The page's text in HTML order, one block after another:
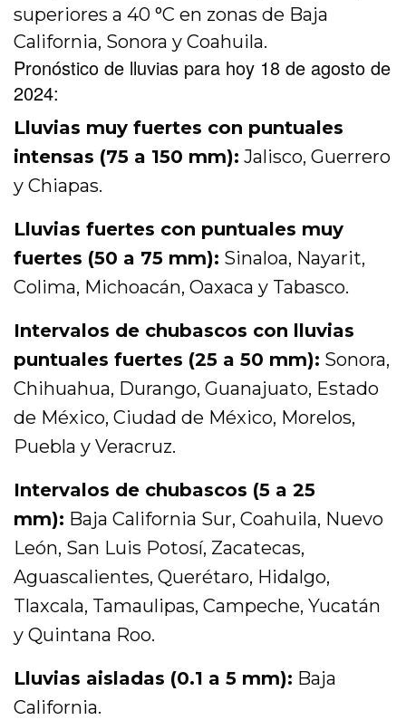
superiores a 40 °C en zonas de Baja
California, Sonora y Coahuila.
Pronóstico de lluvias para hoy 18 de agosto de
2024:
Lluvias muy fuertes con puntuales
intensas (75 a 150 mm): Jalisco, Guerrero
y Chiapas.
Lluvias fuertes con puntuales muy
fuertes (50 a 75 mm): Sinaloa, Nayarit,
Colima, Michoacán, Oaxaca y Tabasco.
Intervalos de chubascos con lluvias
puntuales fuertes (25 a 50 mm): Sonora,
Chihuahua, Durango, Guanajuato, Estado
de México, Ciudad de México, Morelos,
Puebla y Veracruz.
Intervalos de chubascos (5 a 25
mm): Baja California Sur, Coahuila, Nuevo
León, San Luis Potosí, Zacatecas,
Aguascalientes, Querétaro, Hidalgo,
Tlaxcala, Tamaulipas, Campeche, Yucatán
y Quintana Roo.
Lluvias aisladas (0.1 a 5 mm): Baja
California.